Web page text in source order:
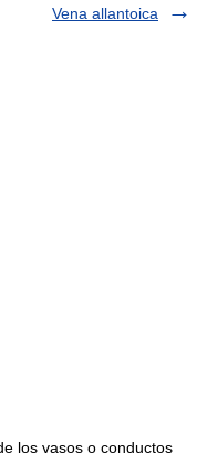
Vena allantoica
los vasos o conductos